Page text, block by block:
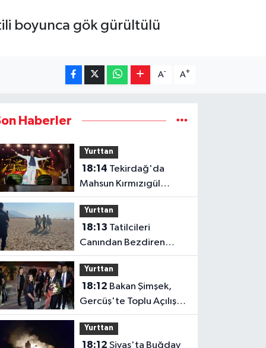
boyunca gök gürültülü
A- A+
Haberler
Yurttan
18:14
Mahsun Kırmızıgül
Rüzgarı
Yurttan
18:13
Canından Bezdiren
Hırsız Yakalandı
Yurttan
18:12
Gercüş'te Toplu Açılış
Törenine Katıldı
Yurttan
18:12